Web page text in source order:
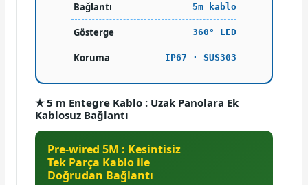
Bağlantı 5m kablo
Gösterge 360° LED
Koruma IP67 · SUS303
★ 5 m Entegre Kablo : Uzak Panolara Ek
Kablosuz Bağlantı
Pre-wired 5M : Kesintisiz
Tek Parça Kablo ile
Doğrudan Bağlantı